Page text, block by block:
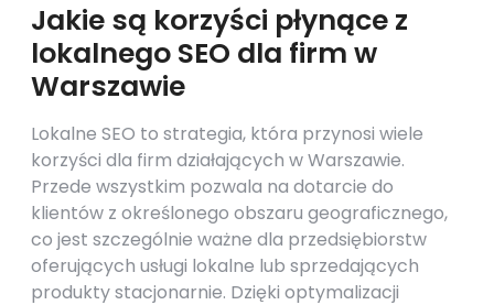
Jakie są korzyści płynące z
lokalnego SEO dla firm w
Warszawie
Lokalne SEO to strategia, która przynosi wiele
korzyści dla firm działających w Warszawie.
Przede wszystkim pozwala na dotarcie do
klientów z określonego obszaru geograficznego,
co jest szczególnie ważne dla przedsiębiorstw
oferujących usługi lokalne lub sprzedających
produkty stacjonarnie. Dzięki optymalizacji